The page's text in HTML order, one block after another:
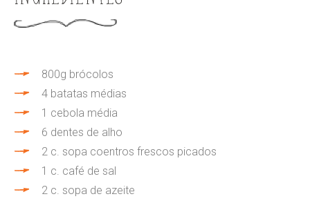
800g brócolos
4 batatas médias
1 cebola média
6 dentes de alho
2 c. sopa coentros frescos picados
1 c. café de sal
2 c. sopa de azeite